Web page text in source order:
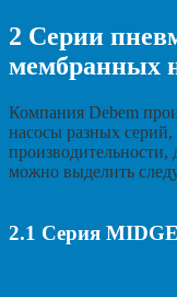
2 Серии
мембранных
Компания Debem
насосы разных серий,
можно выделить
2.1 Серия